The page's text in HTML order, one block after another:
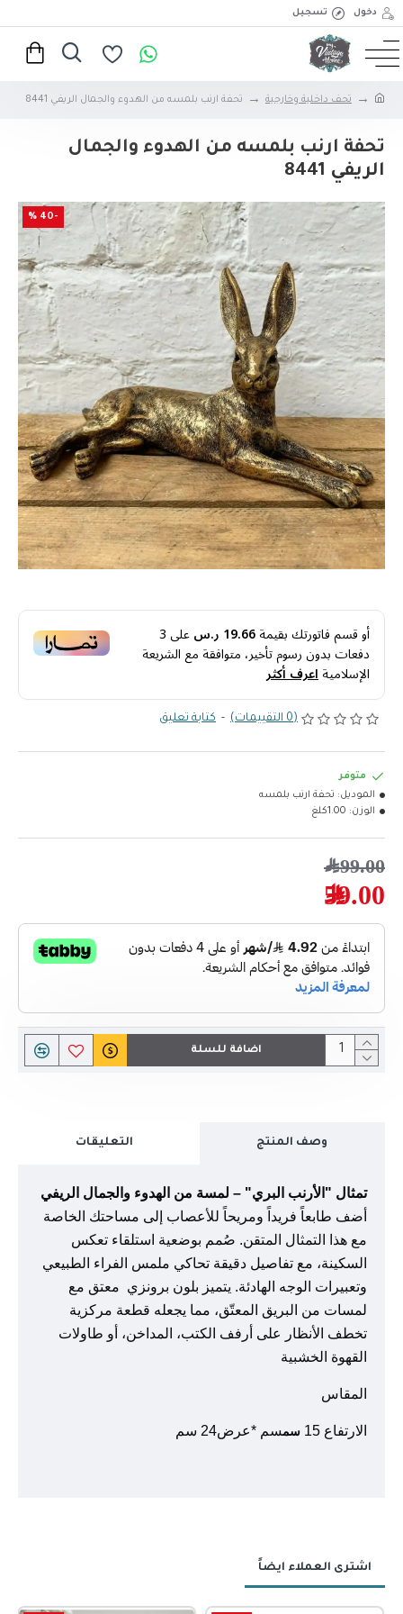
دخول تسجيل
تحف داخلية وخارجية تحفة ارنب بلمسه من الهدوء والجمال الريفي 8441
تحفة ارنب بلمسه من الهدوء والجمال
الريفي 8441
-40 %
أو قسم فاتورتك بقيمة19.66 ر.س على3
دفعات بدون رسوم تأخير، متوافقة مع الشريعة
الإسلاميةاعرف أكثر
(0 التقييمات) - كتابة تعليق
59.00﷼
99.00﷼
متوفر
الموديل: تحفة ارنب بلمسه
الوزن: 1.00كلغ
اضافة للسلة
وصف المنتج التعليقات
تمثال "الأرنب البري" – لمسة من الهدوء والجمال الريفي
أضف طابعاً فريداً ومريحاً للأعصاب إلى مساحتك الخاصة
مع هذا التمثال المتقن. صُمم بوضعية استلقاء تعكس
السكينة، مع تفاصيل دقيقة تحاكي ملمس الفراء الطبيعي
وتعبيرات الوجه الهادئة. يتميز بلون برونزي معتق مع
لمسات من البريق المعتّق، مما يجعله قطعة مركزية
تخطف الأنظار على أرفف الكتب، المداخن، أو طاولات
القهوة الخشبية
المقاس
الارتفاع 15 سمسم *عرض24 سم
اشترى العملاء ايضاً